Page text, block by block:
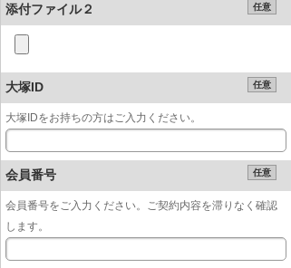
添付ファイル２ 任意
大塚ID 任意
大塚IDをお持ちの方はご入力ください。
会員番号 任意
会員番号をご入力ください。ご契約内容を滞りなく確認
します。